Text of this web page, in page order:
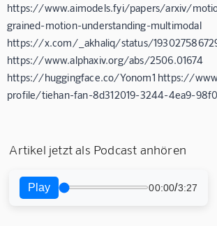
https://www.aimodels.fyi/papers/arxiv/
grained-motion-understanding-multimodal
https://x.com/_akhaliq/status/
https://www.alphaxiv.org/abs/2506.01674
https://huggingface.co/Yonom1 https://
profile/tiehan-fan-8d312019-3244-4ea9-
Artikel jetzt als Podcast anhören
Play 00:00/3:27